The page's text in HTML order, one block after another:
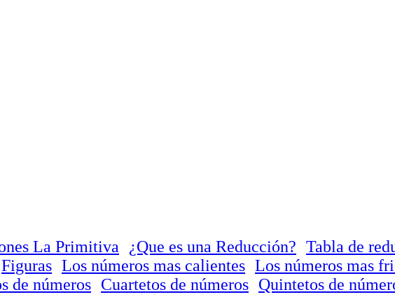
La Primitiva ¿Que es una Reducción? Tabla de
Figuras Los números mas calientes Los números mas
de números Cuartetos de números Quintetos de